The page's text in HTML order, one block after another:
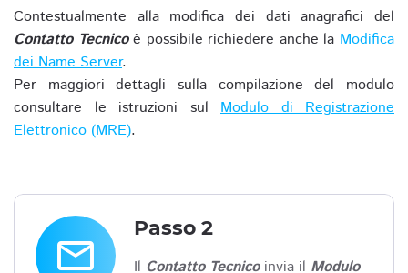
Contestualmente alla modifica dei dati anagrafici del
Contatto Tecnicoè possibile richiedere anche laModifica
dei Name Server.
Per maggiori dettagli sulla compilazione del modulo
consultare le istruzioni sul Modulo di Registrazione
Elettronico (MRE).
email
Passo 2
Il Contatto Tecnicoinvia il Modulo